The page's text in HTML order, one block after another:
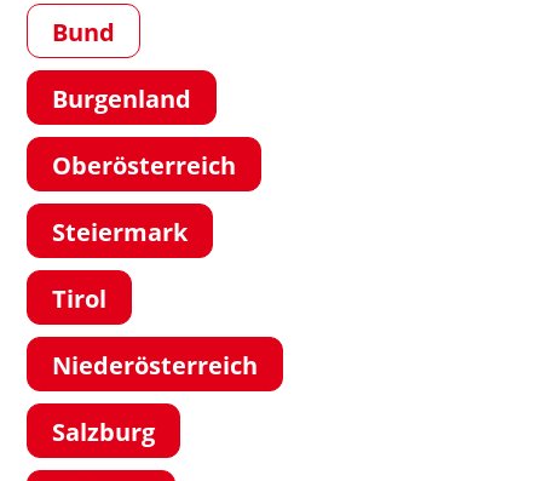
Bund
Burgenland
Oberösterreich
Steiermark
Tirol
Niederösterreich
Salzburg